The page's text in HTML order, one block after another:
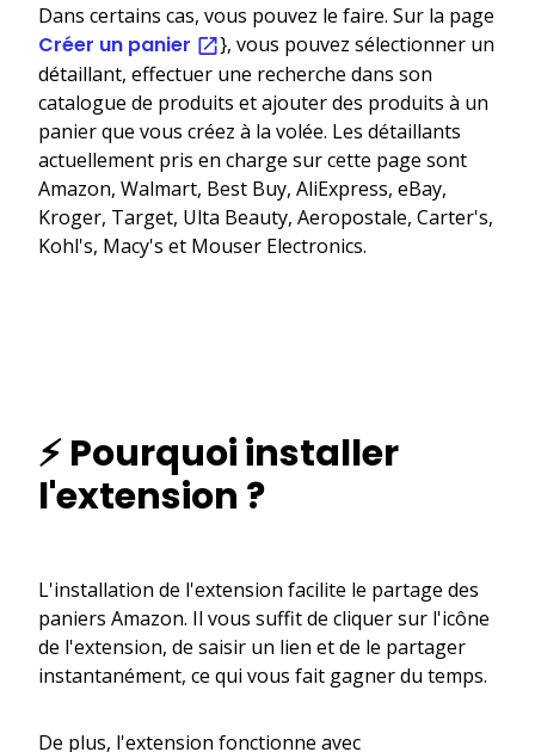
Dans certains cas, vous pouvez le faire. Sur la page
Créer un panier
}, vous pouvez sélectionner un
détaillant, effectuer une recherche dans son
catalogue de produits et ajouter des produits à un
panier que vous créez à la volée. Les détaillants
actuellement pris en charge sur cette page sont
Amazon, Walmart, Best Buy, AliExpress, eBay,
Kroger, Target, Ulta Beauty, Aeropostale, Carter's,
Kohl's, Macy's et Mouser Electronics.
⚡ Pourquoi installer
l'extension ?
L'installation de l'extension facilite le partage des
paniers Amazon. Il vous suffit de cliquer sur l'icône
de l'extension, de saisir un lien et de le partager
instantanément, ce qui vous fait gagner du temps.
De plus, l'extension fonctionne avec